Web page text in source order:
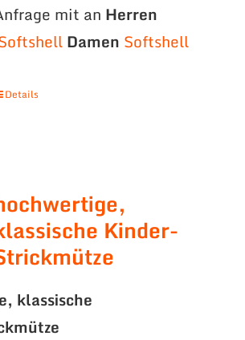
mit an Herren
Damen Softshell
Details
Kinder-
klassische